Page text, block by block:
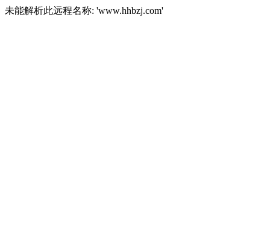
未能解析此远程名称: 'www.hhbzj.com'